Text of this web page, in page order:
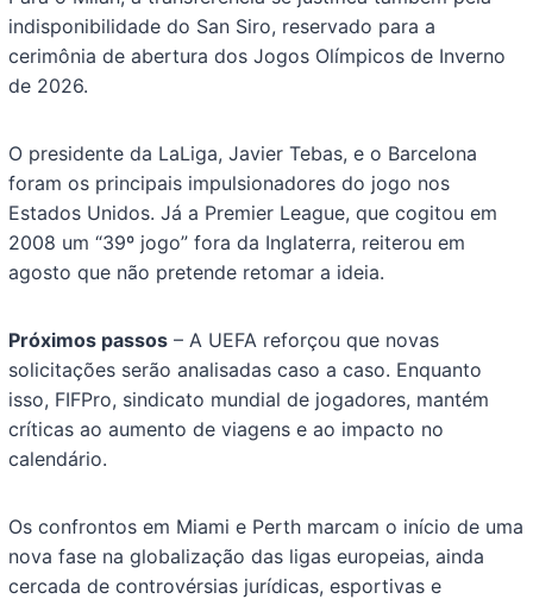
indisponibilidade do San Siro, reservado para a
cerimônia de abertura dos Jogos Olímpicos de Inverno
de 2026.
O presidente da LaLiga, Javier Tebas, e o Barcelona
foram os principais impulsionadores do jogo nos
Estados Unidos. Já a Premier League, que cogitou em
2008 um “39º jogo” fora da Inglaterra, reiterou em
agosto que não pretende retomar a ideia.
Próximos passos – A UEFA reforçou que novas
solicitações serão analisadas caso a caso. Enquanto
isso, FIFPro, sindicato mundial de jogadores, mantém
críticas ao aumento de viagens e ao impacto no
calendário.
Os confrontos em Miami e Perth marcam o início de uma
nova fase na globalização das ligas europeias, ainda
cercada de controvérsias jurídicas, esportivas e